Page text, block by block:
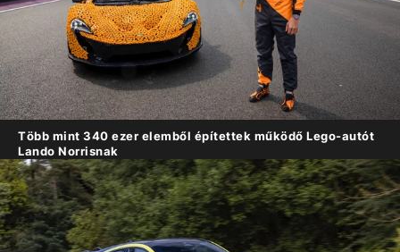
Több mint 340 ezer elemből építettek működő Lego-autót
Lando Norrisnak